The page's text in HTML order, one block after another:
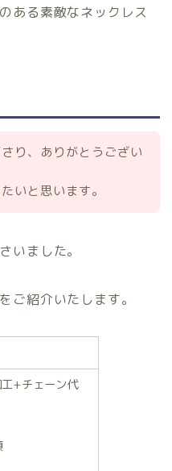
ある素敵なネックレス
り、ありがとうござい
いと思います。
いました。
ご紹介いたします。
+チェーン代